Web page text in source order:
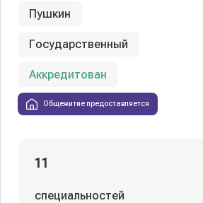
Пушкин
Государственный
Аккредитован
Общежитие предоставляется
11
специальностей